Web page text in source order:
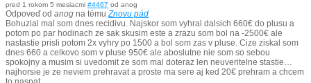
pred 1 rokom 5 mesiacmi #4467 od anog
Odpoveď od anog na témuZnovu pád
Bohuzial mal som dnes recidivu. Najskor som vyhral dalsich 660€ do plusu a
potom po par hodinach ze sak skusim este a zrazu som bol na -2500€ ale
nastastie prisli potom 2x vyhry po 1500 a bol som zas v pluse. Cize ziskal som
dnes 660 a celkovo som v pluse 950€ ale aboslutne nie som so sebou
spokojny a musim si uvedomit ze som mal doteraz len neuveritelne stastie…
najhorsie je ze neviem prehravat a proste ma sere aj ked 20€ prehram a chcem